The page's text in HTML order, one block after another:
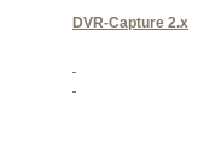
DVR-Capture 2.x